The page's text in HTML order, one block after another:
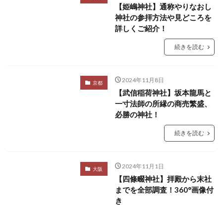
【姫嶋神社】通称やりなおし
神社の参拝方法や見どころを
詳しくご紹介！
続きを読む
京都 2024年11月8日
【武信稲荷神社】坂本龍馬と
一寸法師の所縁の商売繁盛、
必勝の神社！
続きを読む
大阪 2024年11月1日
【四條畷神社】拝殿から末社
までを全部調査！360°画像付
き